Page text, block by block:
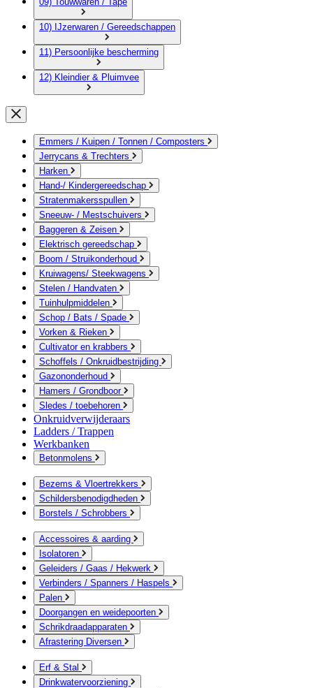
10) IJzerwaren / Gereedschappen
11) Persoonlijke bescherming
12) Kleindier & Pluimvee
Emmers / Kuipen / Tonnen / Composters
Jerrycans & Trechters
Harken
Hand-/ Kindergereedschap
Stratenmakersspullen
Sneeuw- / Mestschuivers
Baggeren & Zeisen
Elektrisch gereedschap
Boom / Struikonderhoud
Kruiwagens/ Steekwagens
Stelen / Handvaten
Tuinhulpmiddelen
Schop / Bats / Spade
Vorken & Rieken
Cultivator en krabbers
Schoffels / Onkruidbestrijding
Gazononderhoud
Hamers / Grondboor
Sledes / toebehoren
Onkruidverwijderaars
Ladders / Trappen
Werkbanken
Betonmolens
Bezems & Vloertrekkers
Schildersbenodigdheden
Borstels / Schrobbers
Accessoires & aarding
Isolatoren
Geleiders / Gaas / Hekwerk
Verbinders / Spanners / Haspels
Palen
Doorgangen en weidepoorten
Schrikdraadapparaten
Afrastering Diversen
Erf & Stal
Drinkwatervoorziening